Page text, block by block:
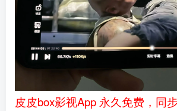
皮皮box影视App 永久免费，同